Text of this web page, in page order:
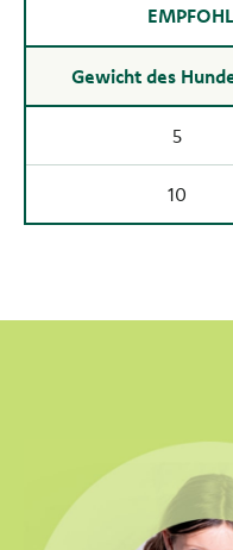
Gewicht des
5
10